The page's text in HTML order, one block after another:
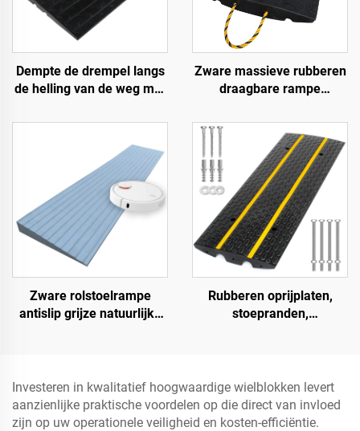
Dempte de drempel langs
de helling van de weg met
snelheidsbumps van
rubberen basismateriaal
trapmatten
Zware massieve rubberen
draagbare rampe
toegangsweg product voor
betere toegang tot wegen
Zware rolstoelrampe
antislip grijze natuurlijke
Rubberen oprijplaten,
stoepranden,
Investeren in kwalitatief hoogwaardige wielblokken levert
aanzienlijke praktische voordelen op die direct van invloed
zijn op uw operationele veiligheid en kosten-efficiëntie.